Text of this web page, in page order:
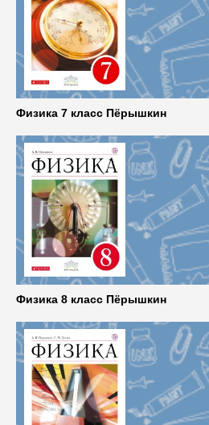
Физика 7 класс Пёрышкин
Физика 8 класс Пёрышкин